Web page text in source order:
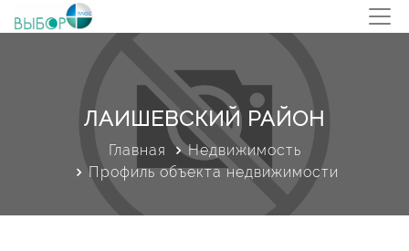
ЛАИШЕВСКИЙ РАЙОН
Главная
Недвижимость
Профиль объекта недвижимости